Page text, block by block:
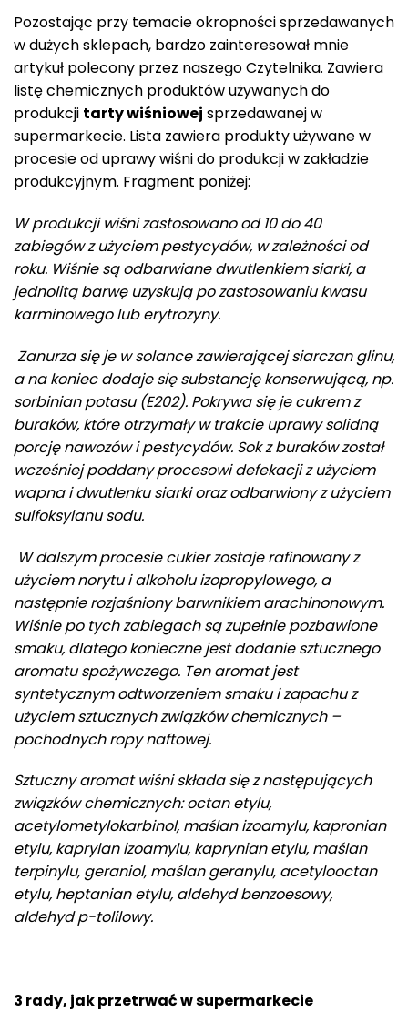
Pozostając przy temacie okropności sprzedawanych
w dużych sklepach, bardzo zainteresował mnie
artykuł polecony przez naszego Czytelnika. Zawiera
listę chemicznych produktów używanych do
produkcji tarty wiśniowej sprzedawanej w
supermarkecie. Lista zawiera produkty używane w
procesie od uprawy wiśni do produkcji w zakładzie
produkcyjnym. Fragment poniżej:
W produkcji wiśni zastosowano od 10 do 40
zabiegów z użyciem pestycydów, w zależności od
roku. Wiśnie są odbarwiane dwutlenkiem siarki, a
jednolitą barwę uzyskują po zastosowaniu kwasu
karminowego lub erytrozyny.
Zanurza się je w solance zawierającej siarczan glinu,
a na koniec dodaje się substancję konserwującą, np.
sorbinian potasu (E202). Pokrywa się je cukrem z
buraków, które otrzymały w trakcie uprawy solidną
porcję nawozów i pestycydów. Sok z buraków został
wcześniej poddany procesowi defekacji z użyciem
wapna i dwutlenku siarki oraz odbarwiony z użyciem
sulfoksylanu sodu.
W dalszym procesie cukier zostaje rafinowany z
użyciem norytu i alkoholu izopropylowego, a
następnie rozjaśniony barwnikiem arachinonowym.
Wiśnie po tych zabiegach są zupełnie pozbawione
smaku, dlatego konieczne jest dodanie sztucznego
aromatu spożywczego. Ten aromat jest
syntetycznym odtworzeniem smaku i zapachu z
użyciem sztucznych związków chemicznych –
pochodnych ropy naftowej.
Sztuczny aromat wiśni składa się z następujących
związków chemicznych: octan etylu,
acetylometylokarbinol, maślan izoamylu, kapronian
etylu, kaprylan izoamylu, kaprynian etylu, maślan
terpinylu, geraniol, maślan geranylu, acetylooctan
etylu, heptanian etylu, aldehyd benzoesowy,
aldehyd p-tolilowy.
3 rady, jak przetrwać w supermarkecie